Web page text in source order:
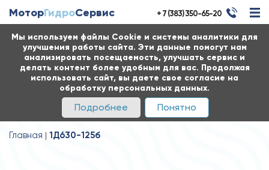
Мы используем файлы Cookie и системы аналитики для
улучшения работы сайта. Эти данные помогут нам
анализировать посещаемость, улучшать сервис и
делать контент более удобным для вас. Продолжая
использовать сайт, вы даете свое согласие на
обработку персональных данных.
Подробнее Понятно
МоторГидроСервис + 7 (383) 350-65-20
Главная 1Д630-125б